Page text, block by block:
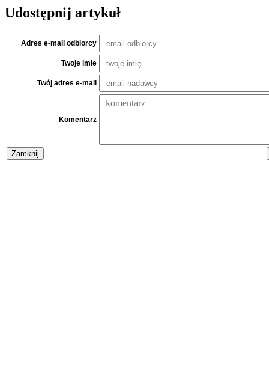
Udostępnij artykuł
Adres e-mail odbiorcy
Twoje imie
Twój adres e-mail
Komentarz